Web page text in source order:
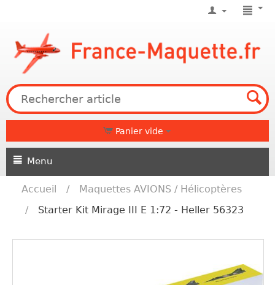
Panier vide
Menu
Accueil /
Maquettes AVIONS / Hélicoptères
/
Starter Kit Mirage III E 1:72 - Heller 56323